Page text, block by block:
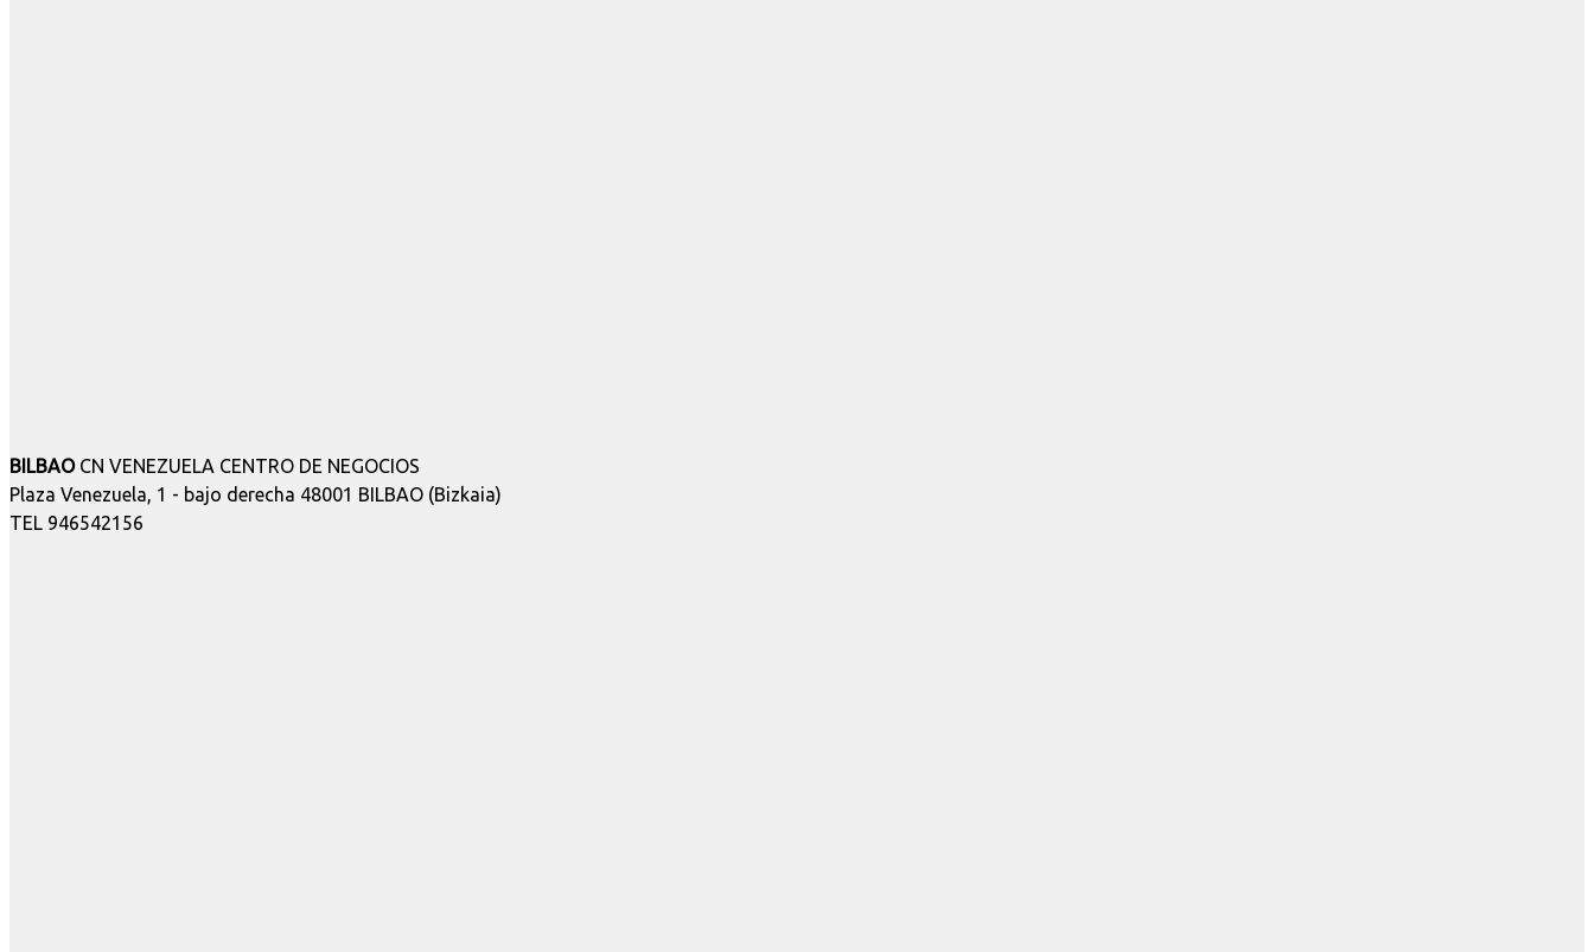
BILBAO CN VENEZUELA CENTRO DE NEGOCIOS
Plaza Venezuela, 1 - bajo derecha 48001 BILBAO (Bizkaia)
TEL 946542156